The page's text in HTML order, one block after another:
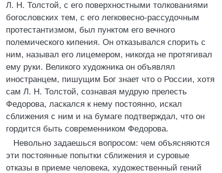
Л. Н. Толстой, с его поверхностными толкованиями
богословских тем, с его легковесно-рассудочным
протестантизмом, был пунктом его вечного
полемического кипения. Он отказывался спорить с
ним, называл его лицемером, никогда не протягивал
ему руки. Великого художника он объявлял
иностранцем, пишущим Бог знает что о России, хотя
сам Л. Н. Толстой, сознавая мудрую прелесть
Федорова, ласкался к нему постоянно, искал
сближения с ним и на бумаге подтверждал, что он
гордится быть современником Федорова.
Невольно задаешься вопросом: чем объясняются
эти постоянные попытки сближения и суровые
отказы в приеме человека, художественный гений